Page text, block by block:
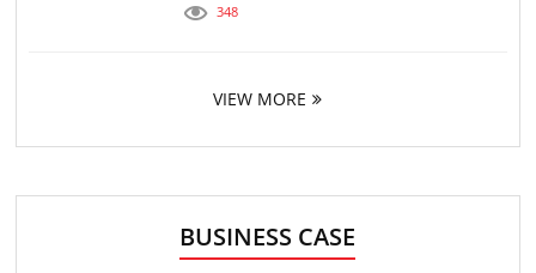
348
VIEW MORE
BUSINESS CASE